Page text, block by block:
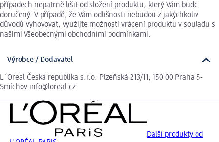
případech nepatrně lišit od složení produktu, který Vám bude
doručený. V případě, že Vám odlišnosti nebudou z jakýchkoliv
důvodů vyhovovat, využijte možnosti vrácení produktu v souladu s
našimi Všeobecnými obchodními podmínkami.
Výrobce / Dodavatel
L´Oreal Česká republika s.r.o. Plzeňská 213/11, 150 00 Praha 5-
Smíchov info@loreal.cz
Další produkty od